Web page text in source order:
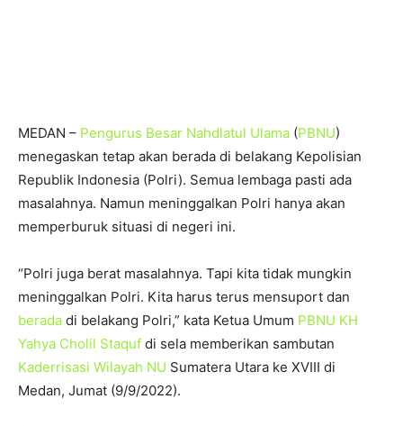
MEDAN – Pengurus Besar Nahdlatul Ulama (PBNU)
menegaskan tetap akan berada di belakang Kepolisian
Republik Indonesia (Polri). Semua lembaga pasti ada
masalahnya. Namun meninggalkan Polri hanya akan
memperburuk situasi di negeri ini.
“Polri juga berat masalahnya. Tapi kita tidak mungkin
meninggalkan Polri. Kita harus terus mensuport dan
berada di belakang Polri,” kata Ketua Umum PBNU KH
Yahya Cholil Staquf di sela memberikan sambutan
Kaderrisasi Wilayah NU Sumatera Utara ke XVIII di
Medan, Jumat (9/9/2022).